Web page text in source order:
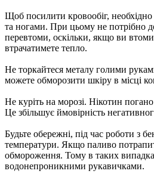
Щоб посилити кровообіг,
та ногами. При цьому не потрібно
перевтоми, оскільки, якщо ви
втрачатимете тепло.
Не торкайтеся металу голими
можете обморозити шкіру в місці
Не куріть на морозі. Нікотин
Це збільшує ймовірність
Будьте обережні, під час роботи з
температури. Якщо паливо
обмороження. Тому в таких
водонепроникними рукавичками.